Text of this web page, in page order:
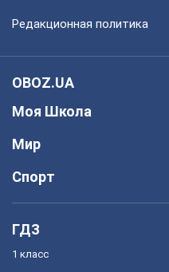
Редакционная политика
OBOZ.UA
Моя Школа
Мир
Спорт
ГДЗ
1 класс